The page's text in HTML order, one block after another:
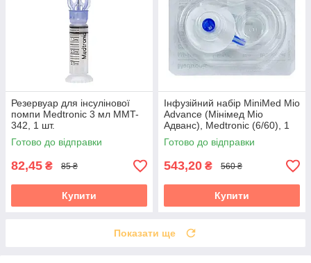
Резервуар для інсулінової
помпи Medtronic 3 мл MMT-
342, 1 шт.
Готово до відправки
82,45 ₴ 85 ₴
Купити
Інфузійний набір MiniMed Mio
Advance (Мінімед Міо
Адванс), Medtronic (6/60), 1
шт.
Готово до відправки
543,20 ₴ 560 ₴
Купити
Показати ще